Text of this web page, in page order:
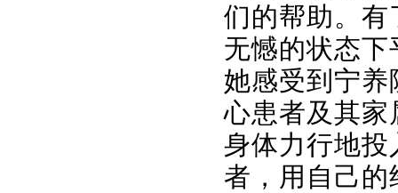
们的帮助。
无憾的状态
她感受到宁
心患者及其
身体力行地
者，用自己